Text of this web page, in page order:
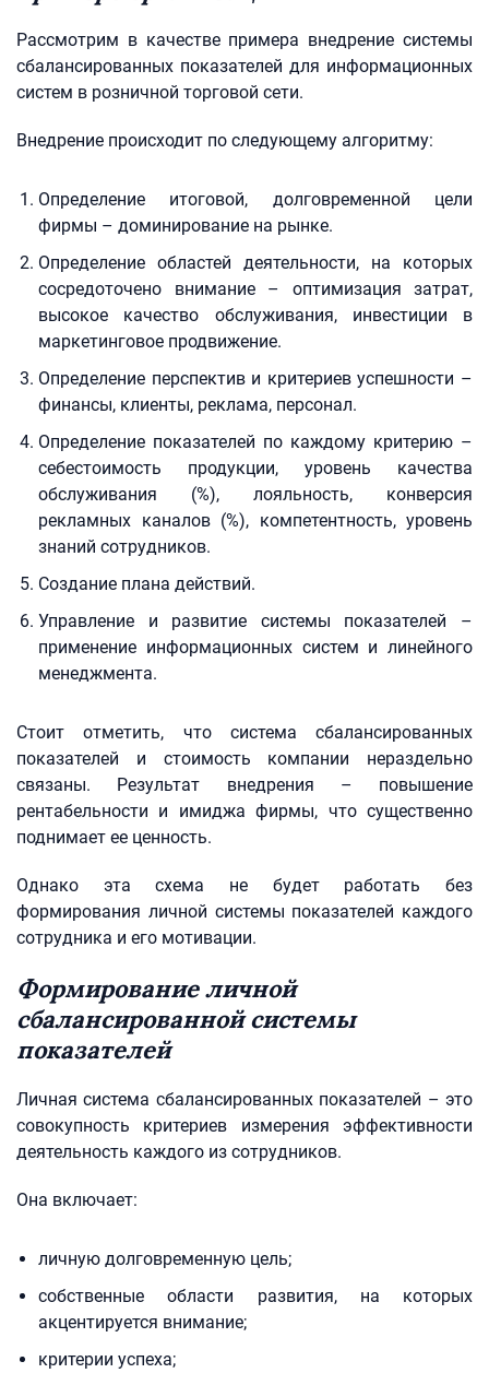
Рассмотрим в качестве примера внедрение системы
сбалансированных показателей для информационных
систем в розничной торговой сети.
Внедрение происходит по следующему алгоритму:
Определение итоговой, долговременной цели
фирмы – доминирование на рынке.
Определение областей деятельности, на которых
сосредоточено внимание – оптимизация затрат,
высокое качество обслуживания, инвестиции в
маркетинговое продвижение.
Определение перспектив и критериев успешности –
финансы, клиенты, реклама, персонал.
Определение показателей по каждому критерию –
себестоимость продукции, уровень качества
обслуживания (%), лояльность, конверсия
рекламных каналов (%), компетентность, уровень
знаний сотрудников.
Создание плана действий.
Управление и развитие системы показателей –
применение информационных систем и линейного
менеджмента.
Стоит отметить, что система сбалансированных
показателей и стоимость компании нераздельно
связаны. Результат внедрения – повышение
рентабельности и имиджа фирмы, что существенно
поднимает ее ценность.
Однако эта схема не будет работать без
формирования личной системы показателей каждого
сотрудника и его мотивации.
Формирование личной
сбалансированной системы
показателей
Личная система сбалансированных показателей – это
совокупность критериев измерения эффективности
деятельность каждого из сотрудников.
Она включает:
личную долговременную цель;
собственные области развития, на которых
акцентируется внимание;
критерии успеха;